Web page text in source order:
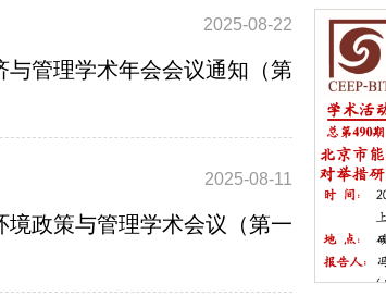
2025-08-22
与管理学术年会会议通知（第
2025-08-11
境政策与管理学术会议（第一